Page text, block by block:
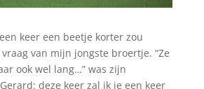
keer een beetje korter zou
van mijn jongste broertje. “Ze
ook wel lang…” was zijn
deze keer zal ik je een keer